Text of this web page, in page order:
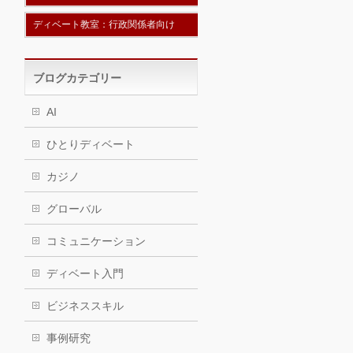
ディベート教室：行政関係者向け
ブログカテゴリー
AI
ひとりディベート
カジノ
グローバル
コミュニケーション
ディベート入門
ビジネススキル
事例研究